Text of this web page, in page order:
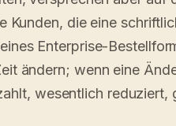
Kunden, die eine
Enterprise-
ändern; wenn eine
wesentlich reduziert,